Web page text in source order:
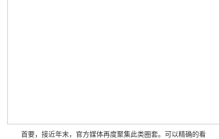
首要，接近年末，官方媒体再度聚集此类圈套。可以精确的看